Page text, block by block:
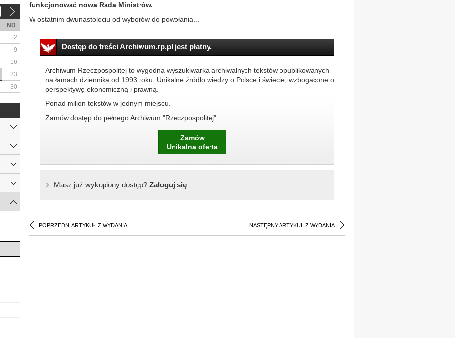
funkcjonować nowa Rada Ministrów.
W ostatnim dwunastoleciu od wyborów do powołania...
Dostęp do treści Archiwum.rp.pl jest płatny.
Archiwum Rzeczpospolitej to wygodna wyszukiwarka archiwalnych tekstów opublikowanych
na łamach dziennika od 1993 roku. Unikalne źródło wiedzy o Polsce i świecie, wzbogacone o
perspektywę ekonomiczną i prawną.
Ponad milion tekstów w jednym miejscu.
Zamów dostęp do pełnego Archiwum "Rzeczpospolitej"
Zamów
Unikalna oferta
Masz już wykupiony dostęp?Zaloguj się
POPRZEDNI ARTYKUŁ Z WYDANIA NASTĘPNY ARTYKUŁ Z WYDANIA
ND
2
9
16
23
30